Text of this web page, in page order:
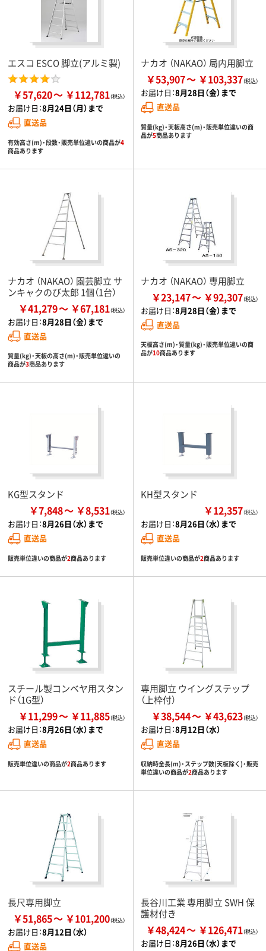
エスコ ESCO 脚立(アルミ製)
￥57,620 ￥112,781
お届け日：8月24日（月）まで
直送品
有効高さ(m)・段数・販売単位違いの商品が4
商品あります
ナカオ （NAKAO） 局内用脚立
￥53,907 ￥103,337
お届け日：8月28日（金）まで
直送品
質量(kg)・天板高さ(m)・販売単位違いの商
品が5商品あります
ナカオ （NAKAO） 園芸脚立 サ
ンキャクのび太郎 1個（1台）
￥41,279 ￥67,181
お届け日：8月28日（金）まで
直送品
質量(kg)・天板の高さ(m)・販売単位違いの
商品が3商品あります
ナカオ （NAKAO） 専用脚立
￥23,147 ￥92,307
お届け日：8月28日（金）まで
直送品
天板高さ(m)・質量(kg)・販売単位違いの商
品が10商品あります
KG型スタンド
￥7,848 ￥8,531
お届け日：8月26日（水）まで
直送品
販売単位違いの商品が2商品あります
KH型スタンド
￥12,357（税込）
お届け日：8月26日（水）まで
直送品
販売単位違いの商品が2商品あります
スチール製コンベヤ用スタン
ド（1G型）
￥11,299 ￥11,885
お届け日：8月26日（水）まで
直送品
販売単位違いの商品が2商品あります
専用脚立 ウイングステップ
（上枠付）
￥38,544 ￥43,623
お届け日：8月12日（水）
直送品
収納時全長(m)・ステップ数(天板除く)・販売
単位違いの商品が2商品あります
長尺専用脚立
￥51,865 ￥101,200
お届け日：8月12日（水）
直送品
長谷川工業 専用脚立 SWH 保
護材付き
￥48,424 ￥126,471
お届け日：8月26日（水）まで